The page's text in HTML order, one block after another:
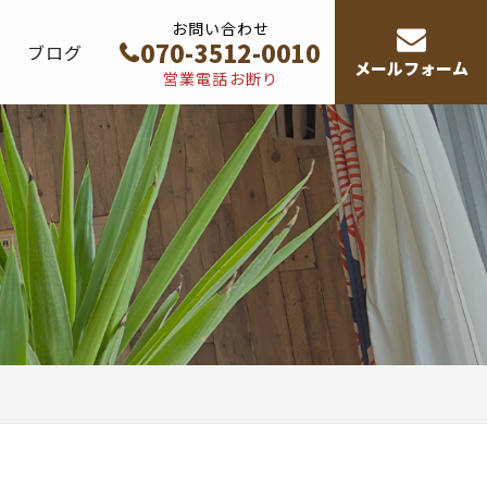
ブログ
お問い合わせ
070-3512-0010
営業電話お断り メールフォーム